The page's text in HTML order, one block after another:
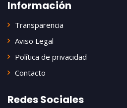
Información
Transparencia
Aviso Legal
Política de privacidad
Contacto
Redes Sociales